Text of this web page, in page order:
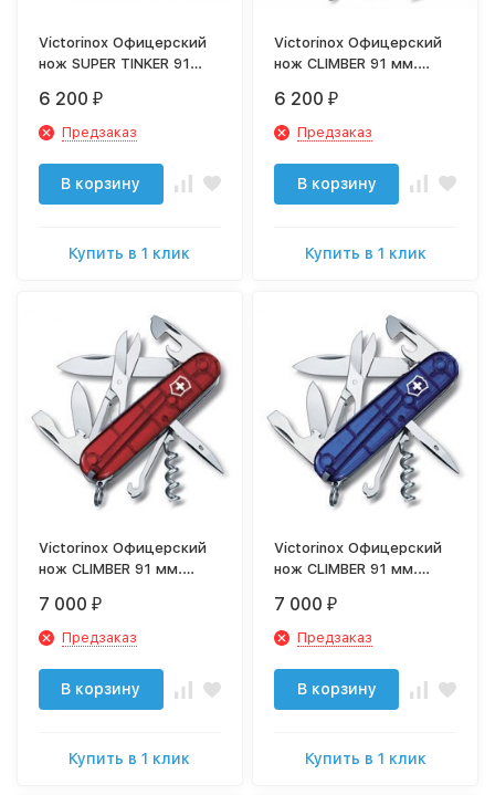
Victorinox Офицерский
нож SUPER TINKER 91
6 200 ₽
Предзаказ
В корзину
Купить в 1 клик
Victorinox Офицерский
нож CLIMBER 91 мм.
6 200 ₽
Предзаказ
В корзину
Купить в 1 клик
Victorinox Офицерский
нож CLIMBER 91 мм.
1.3703.T
7 000 ₽
Предзаказ
В корзину
Купить в 1 клик
Victorinox Офицерский
нож CLIMBER 91 мм.
1.3703.T2
7 000 ₽
Предзаказ
В корзину
Купить в 1 клик